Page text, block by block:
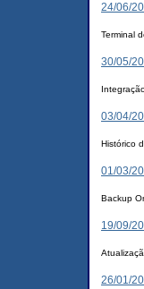
24/06/
Terminal
30/05/
03/04/
Histórico
01/03/
Backup
19/09/
26/01/